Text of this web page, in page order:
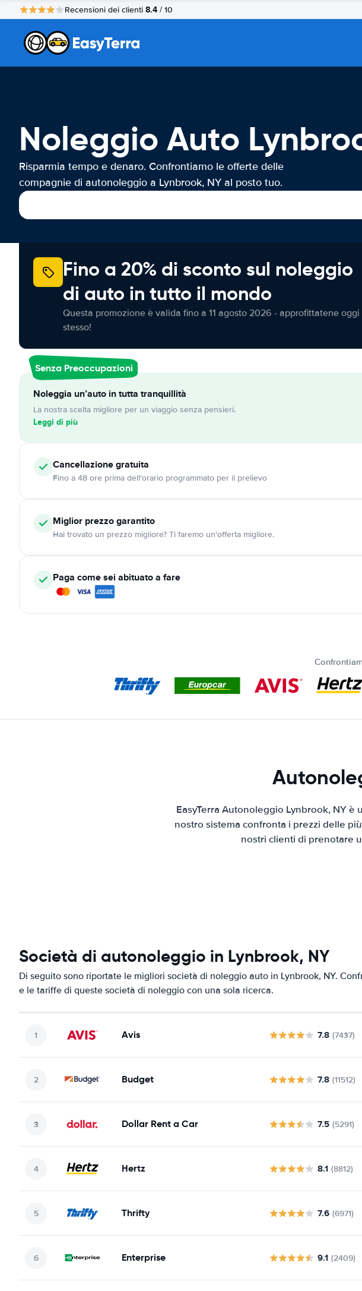
Recensioni dei clienti 8.4 / 10
Noleggio Auto
Risparmia tempo e denaro. Confrontiamo le offerte delle
compagnie di autonoleggio a Lynbrook, NY al posto tuo.
Fino a 20% di sconto sul noleggio
di auto in tutto il mondo
Questa promozione è valida fino a 11 agosto 2026 - approfittatene oggi
stesso!
Senza Preoccupazioni
Noleggia un’auto in tutta tranquillità
La nostra scelta migliore per un viaggio senza pensieri.
Leggi di più
Cancellazionegratuita
Fino a 48 ore prima dell'orario programmato per il prelievo
Miglior prezzo garantito
Hai trovato un prezzo migliore? Ti faremo un'offerta migliore.
Paga come sei abituato a fare
EasyTerra Autonoleggio Lynbrook, NY
nostro sistema confronta i prezzi delle
nostri clienti di prenotare
Società di autonoleggio in Lynbrook, NY
Di seguito sono riportate le migliori società di noleggio auto in Lynbrook, NY.
e le tariffe di queste società di noleggio con una sola ricerca.
Avis 7.8 (7437)
Budget 7.8 (11512)
Dollar Rent a Car 7.5 (5291)
Hertz 8.1 (8812)
Thrifty 7.6 (6971)
Enterprise 9.1 (2409)